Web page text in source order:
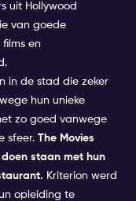
uit Hollywood
van goede
films en
in de stad die zeker
hun unieke
zo goed vanwege
sfeer. The Movies
staan met hun
Kriterion werd
opleiding te